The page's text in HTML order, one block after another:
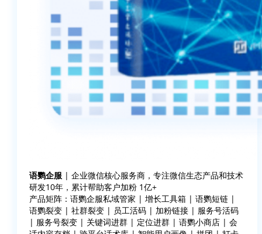
语鹦企服 | 企业微信核心服务商，专注微信生态产品和技术
研发10年，累计帮助客户加粉 1亿+
产品矩阵：语鹦企服私域管家 | 增长工具箱 | 语鹦短链 |
语鹦裂变 | 社群裂变 | 员工活码 | 加粉链接 | 服务号活码
| 服务号裂变 | 关键词进群 | 定位进群 | 语鹦小商店 | 会